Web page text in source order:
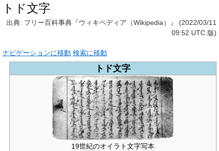
トド文字
出典: フリー百科事典『ウィキペディア（Wikipedia）』 (2022/03/11
09:52 UTC 版)
ナビゲーションに移動 検索に移動
トド文字
19世紀のオイラト文字写本